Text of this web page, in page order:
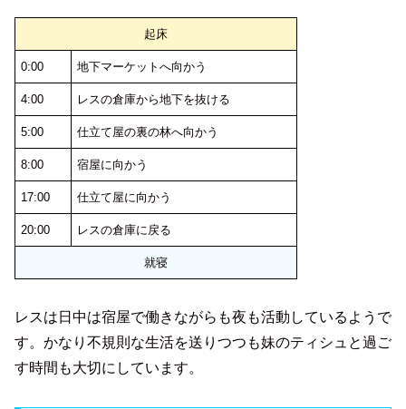
起床
0:00 地下マーケットへ向かう
4:00 レスの倉庫から地下を抜ける
5:00 仕立て屋の裏の林へ向かう
8:00 宿屋に向かう
17:00 仕立て屋に向かう
20:00 レスの倉庫に戻る
就寝
レスは日中は宿屋で働きながらも夜も活動しているようで
す。かなり不規則な生活を送りつつも妹のティシュと過ご
す時間も大切にしています。